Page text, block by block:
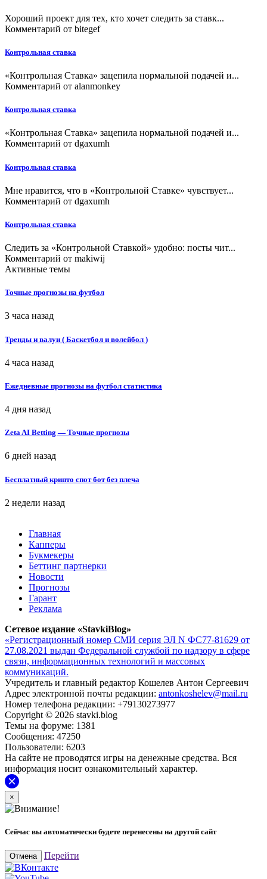
Хороший проект для тех, кто хочет следить за ставк...
Комментарий от bitegef
Контрольная ставка
«Контрольная Ставка» зацепила нормальной подачей и...
Комментарий от alanmonkey
Контрольная ставка
«Контрольная Ставка» зацепила нормальной подачей и...
Комментарий от dgaxumh
Контрольная ставка
Мне нравится, что в «Контрольной Ставке» чувствует...
Комментарий от dgaxumh
Контрольная ставка
Следить за «Контрольной Ставкой» удобно: посты чит...
Комментарий от makiwij
Активные темы
Точные прогнозы на футбол
3 часа назад
Тренды и валуи ( Баскетбол и волейбол )
4 часа назад
Ежедневные прогнозы на футбол статистика
4 дня назад
Zeta AI Betting — Точные прогнозы
6 дней назад
Бесплатный крипто спот бот без плеча
2 недели назад
Главная
Капперы
Букмекеры
Беттинг партнерки
Новости
Прогнозы
Гарант
Реклама
Сетевое издание «StavkiBlog»
«Регистрационный номер СМИ серия ЭЛ N ФС77-81629 от
27.08.2021 выдан Федеральной службой по надзору в сфере
связи, информационных технологий и массовых
коммуникаций.
Учредитель и главный редактор Кошелев Антон Сергеевич
Адрес электронной почты редакции: antonkoshelev@mail.ru
Номер телефона редакции: +79130273977
Copyright © 2026 stavki.blog
Темы на форуме: 1381
Сообщения: 47250
Пользователи: 6203
На сайте не проводятся игры на денежные средства. Вся
информация носит ознакомительный характер.
×
Сейчас вы автоматически будете перенесены на другой сайт
Отмена Перейти